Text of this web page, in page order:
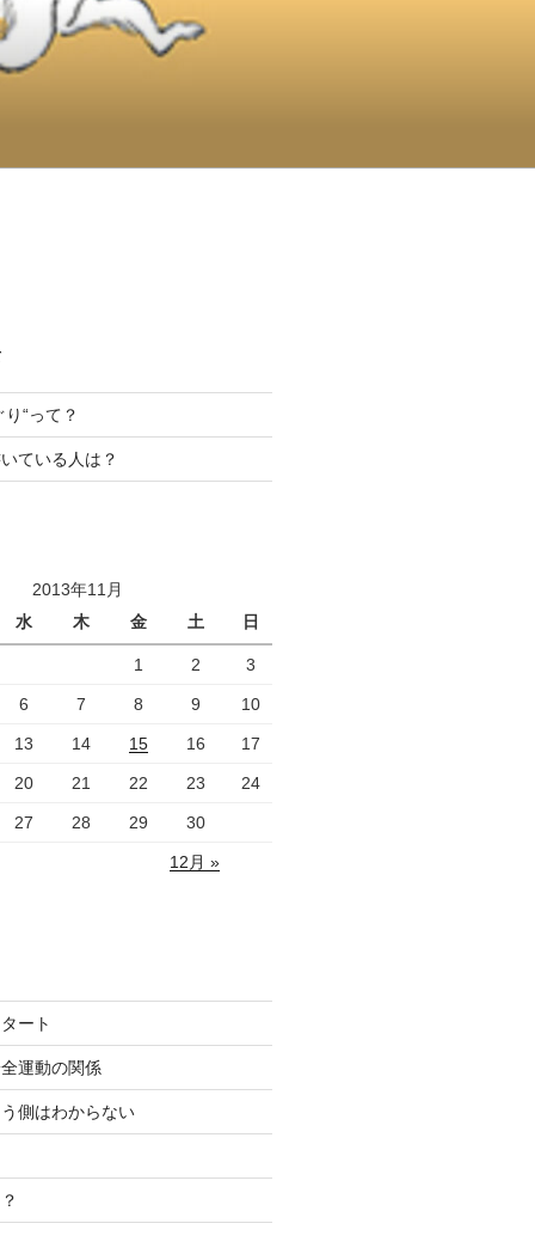
“って？
ている人は？
2013年11月
水
木 金 土 日
1 2 3
6 7 8 9 10
13 14 15 16 17
20 21 22 23 24
27 28 29 30
12月 »
ート
運動の関係
側はわからない